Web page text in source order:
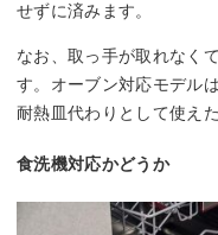
せずに済みます。
なお、取っ手が取れなく
す。オーブン対応モデル
耐熱皿代わりとして使え
食洗機対応かどうか